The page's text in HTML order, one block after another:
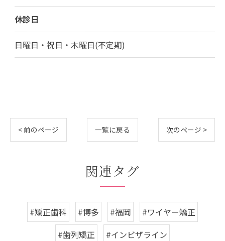
休診日
日曜日・祝日・木曜日(不定期)
< 前のページ 一覧に戻る 次のページ >
関連タグ
#矯正歯科 #博多 #福岡
#ワイヤー矯正
#歯列矯正
#インビザライン